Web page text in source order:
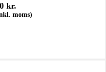
kr.
moms)